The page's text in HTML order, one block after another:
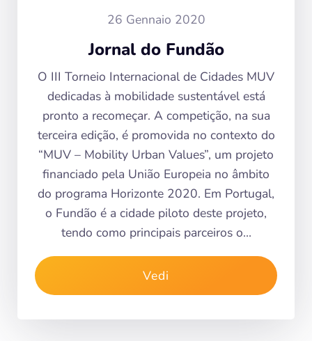
26 Gennaio 2020
Jornal do Fundão
O III Torneio Internacional de Cidades MUV
dedicadas à mobilidade sustentável está
pronto a recomeçar. A competição, na sua
terceira edição, é promovida no contexto do
“MUV – Mobility Urban Values”, um projeto
financiado pela União Europeia no âmbito
do programa Horizonte 2020. Em Portugal,
o Fundão é a cidade piloto deste projeto,
tendo como principais parceiros o…
Vedi